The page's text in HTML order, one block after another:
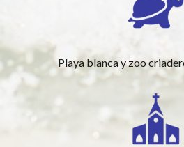
Playa blanca y zoo